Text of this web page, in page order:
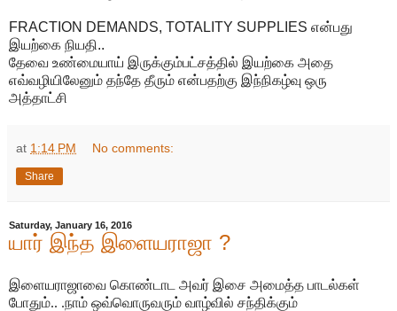
FRACTION DEMANDS, TOTALITY SUPPLIES என்பது
இயற்கை நியதி..
தேவை உண்மையாய் இருக்கும்பட்சத்தில் இயற்கை அதை
எவ்வழியிலேனும் தந்தே தீரும் என்பதற்கு இந்நிகழ்வு ஒரு
அத்தாட்சி
at 1:14 PM No comments:
Share
Saturday, January 16, 2016
யார் இந்த இளையராஜா ?
இளையராஜாவை கொண்டாட அவர் இசை அமைத்த பாடல்கள்
போதும்.. .நாம் ஒவ்வொருவரும் வாழ்வில் சந்திக்கும்